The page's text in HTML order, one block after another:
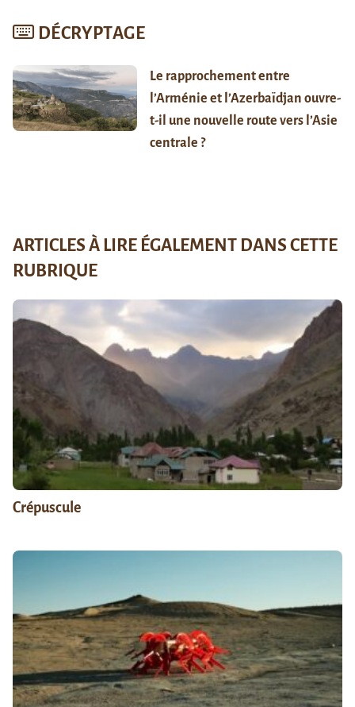
DÉCRYPTAGE
Le rapprochement entre
l’Arménie et l’Azerbaïdjan ouvre-
t-il une nouvelle route vers l’Asie
centrale ?
ARTICLES À LIRE ÉGALEMENT DANS CETTE
RUBRIQUE
Crépuscule